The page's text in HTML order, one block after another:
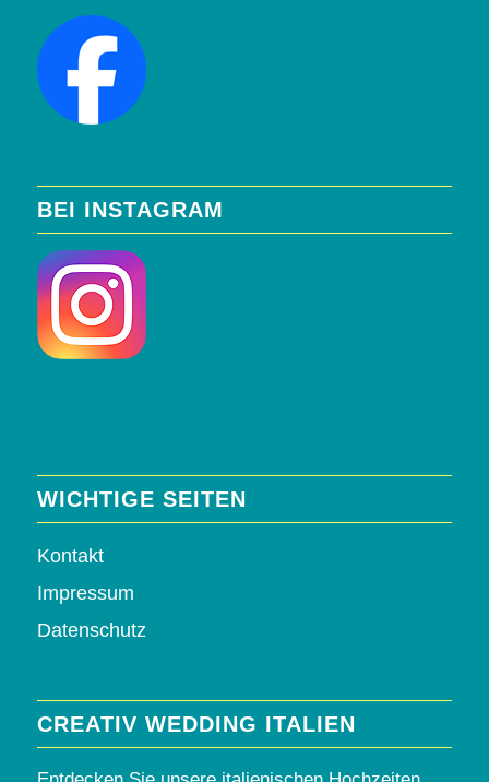
BEI INSTAGRAM
WICHTIGE SEITEN
Kontakt
Impressum
Datenschutz
CREATIV WEDDING ITALIEN